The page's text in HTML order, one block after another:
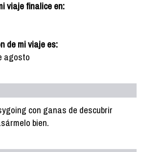
viaje finalice en:
de mi viaje es:
agosto
con ganas de descubrir
bien.